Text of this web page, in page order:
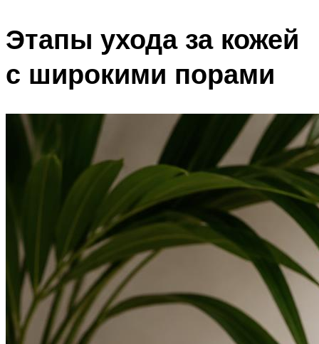
Этапы ухода за кожей
с широкими порами